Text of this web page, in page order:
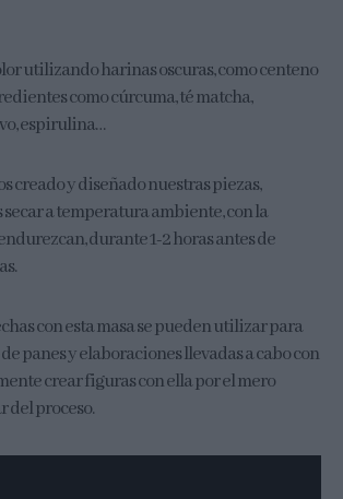
utilizando harinas oscuras, como centeno
como cúrcuma, té matcha,
espirulina…
creado y diseñado nuestras piezas,
a temperatura ambiente, con la
durante 1-2 horas antes de
con esta masa se pueden utilizar para
panes y elaboraciones llevadas a cabo con
crear figuras con ella por el mero
del proceso.